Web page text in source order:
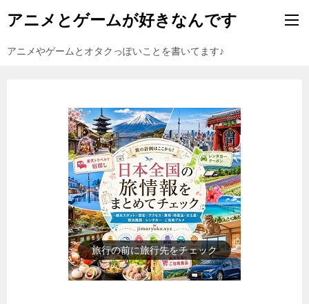
アニメとゲームが好きなんです
アニメやゲームとオタクっぽいことを書いてます♪
旅行の前に旅行先をチェック